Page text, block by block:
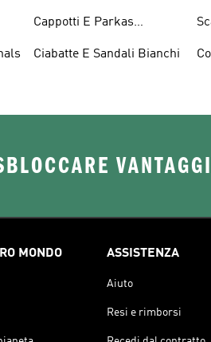
Cappotti E Parkas
Ciabatte E Sandali Bianchi
MONDO ASSISTENZA
Aiuto
Resi e rimborsi